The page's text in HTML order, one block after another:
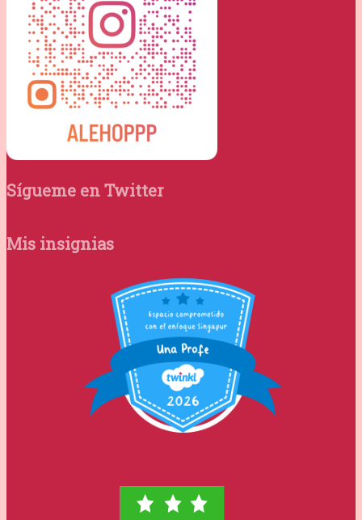
Sígueme en Twitter
Mis insignias